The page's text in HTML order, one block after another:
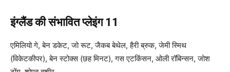
इंग्लैंड की संभावित प्लेइंग 11
एमिलियो गे, बेन डकेट, जो रूट, जैकब बेथेल, हैरी ब्रुक, जेमी स्मिथ
(विकेटकीपर), बेन स्टोक्स (छह मिनट), गस एटकिंसन, ओली रॉबिन्सन, जोश